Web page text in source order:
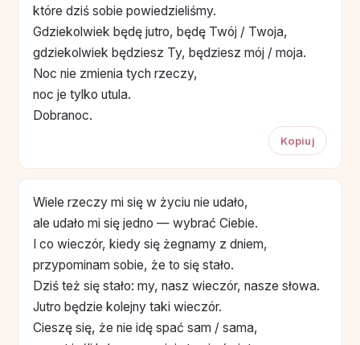
które dziś sobie powiedzieliśmy.
Gdziekolwiek będę jutro, będę Twój / Twoja,
gdziekolwiek będziesz Ty, będziesz mój / moja.
Noc nie zmienia tych rzeczy,
noc je tylko utula.
Dobranoc.
Kopiuj
Wiele rzeczy mi się w życiu nie udało,
ale udało mi się jedno — wybrać Ciebie.
I co wieczór, kiedy się żegnamy z dniem,
przypominam sobie, że to się stało.
Dziś też się stało: my, nasz wieczór, nasze słowa.
Jutro będzie kolejny taki wieczór.
Cieszę się, że nie idę spać sam / sama,